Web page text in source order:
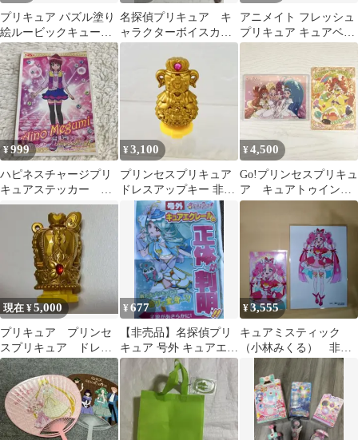
プリキュア パズル塗り
絵ルービックキューブ5
種セット
名探偵プリキュア キ
ャラクターボイスカー
ド 非売品
アニメイト フレッシュ
プリキュア キュアベリ
ー セット
¥999
ハピネスチャージプリ
キュアステッカー ト
ップ
¥3,100
プリンセスプリキュア
ドレスアップキー 非売
¥4,500
Go!プリンセスプリキュ
ア キュアトゥインク
ル 非売品ブロマイド
現在 ¥5,000
プリキュア プリンセ
スプリキュア ドレス
アップキー トワイラ
イトキー 非売品
¥677
【非売品】名探偵プリ
キュア 号外 キュアエク
レール 1部
¥3,555
キュアミスティック
（小林みくる） 非売
品ブロマイド・ミニフ
ォト CD購入特典